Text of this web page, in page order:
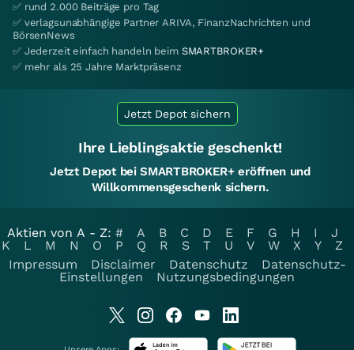
✅ rund 2.000 Beiträge pro Tag
✅ verlagsunabhängige Partner ARIVA, FinanzNachrichten und
BörsenNews
✅ Jederzeit einfach handeln beim SMARTBROKER+
✅ mehr als 25 Jahre Marktpräsenz
Jetzt Depot sichern
Ihre Lieblingsaktie geschenkt!
Jetzt Depot bei SMARTBROKER+ eröffnen und
Willkommensgeschenk sichern.
Aktien von A - Z: # A B C D E F G H I
J
K
L M N O P Q R S T U V W X Y
Z
Impressum
Disclaimer Datenschutz
Datenschutz-
Einstellungen
Nutzungsbedingungen